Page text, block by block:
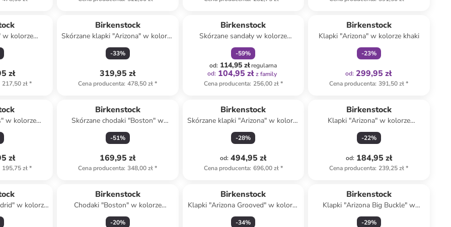
w kolorze
zł
217,50 zł*
Birkenstock
Skórzane klapki "Arizona" w kolorze
ciemnobrązowym
-33%
319,95 zł
Cena producenta: 478,50 zł*
Birkenstock
Skórzane sandały w kolorze
jasnobrązowym
-59%
od: 114,95 złregularna
od: 104,95 zł z family
Cena producenta: 256,00 zł*
Birkenstock
Klapki "Arizona" w kolorze khaki
-23%
od: 299,95 zł
Cena producenta: 391,50 zł*
w kolorze
zł
195,75 zł*
Birkenstock
Skórzane chodaki "Boston" w
kolorze fioletowym
-51%
169,95 zł
Cena producenta: 348,00 zł*
Birkenstock
Skórzane klapki "Arizona" w kolorze
brązowym
-28%
od: 494,95 zł
Cena producenta: 696,00 zł*
Birkenstock
Klapki "Arizona" w kolorze
srebrnym
-22%
od: 184,95 zł
Cena producenta: 239,25 zł*
w kolorze
Birkenstock
Chodaki "Boston" w kolorze
brązowym
-20%
Birkenstock
Klapki "Arizona Grooved" w kolorze
czarnym
-34%
Birkenstock
Klapki "Arizona Big Buckle" w
kolorze jasnoróżowym
-29%